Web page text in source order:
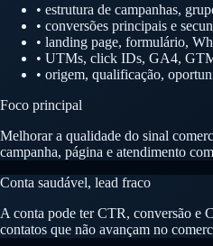
• estrutura de campanhas,
• conversões principais e
• landing page, formulário,
• UTMs, click IDs, GA4,
• origem, qualificação,
Foco principal
Melhorar a qualidade do sinal
campanha, página e atendimento
Conta saudável, lead fraco
A conta pode ter CTR, conversão e
contatos que não avançam no